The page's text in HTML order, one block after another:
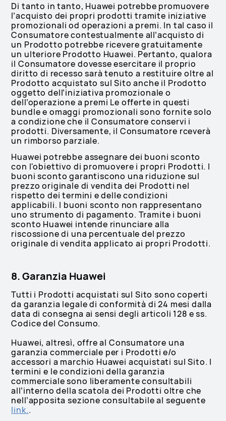
Di tanto in tanto, Huawei potrebbe promuovere
l’acquisto dei propri prodotti tramite iniziative
promozionali od operazioni a premi. In tal caso il
Consumatore contestualmente all’acquisto di
un Prodotto potrebbe ricevere gratuitamente
un ulteriore Prodotto Huawei. Pertanto, qualora
il Consumatore dovesse esercitare il proprio
diritto di recesso sarà tenuto a restituire oltre al
Prodotto acquistato sul Sito anche il Prodotto
oggetto dell’iniziativa promozionale o
dell’operazione a premi Le offerte in questi
bundle e omaggi promozionali sono fornite solo
a condizione che il Consumatore conservi i
prodotti. Diversamente, il Consumatore rceverà
un rimborso parziale.
Huawei potrebbe assegnare dei buoni sconto
con l'obiettivo di promuovere i propri Prodotti. I
buoni sconto garantiscono una riduzione sul
prezzo originale di vendita dei Prodotti nel
rispetto dei termini e delle condizioni
applicabili. I buoni sconto non rappresentano
uno strumento di pagamento. Tramite i buoni
sconto Huawei intende rinunciare alla
riscossione di una percentuale del prezzo
originale di vendita applicato ai propri Prodotti.
8. Garanzia Huawei
Tutti i Prodotti acquistati sul Sito sono coperti
da garanzia legale di conformità di 24 mesi dalla
data di consegna ai sensi degli articoli 128 e ss.
Codice del Consumo.
Huawei, altresì, offre al Consumatore una
garanzia commerciale per i Prodotti e/o
accessori a marchio Huawei acquistati sul Sito. I
termini e le condizioni della garanzia
commerciale sono liberamente consultabili
all’interno della scatola dei Prodotti oltre che
nell’apposita sezione consultabile al seguente
link..